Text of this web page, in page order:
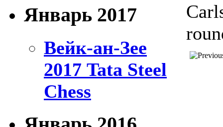
Январь 2017
Вейк-ан-Зее
2017 Tata Steel
Chess